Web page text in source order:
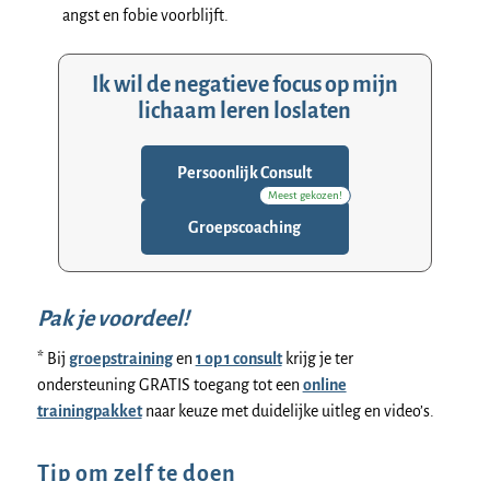
angst en fobie voorblijft.
Ik wil de negatieve focus op mijn
lichaam leren loslaten
Persoonlijk Consult
Meest gekozen!
Groepscoaching
Pak je voordeel!
* Bij groepstrainingen1 op 1 consultkrijg je ter
ondersteuning GRATIS toegang tot eenonline
trainingpakketnaar keuze met duidelijke uitleg en video’s.
Tip om zelf te doen